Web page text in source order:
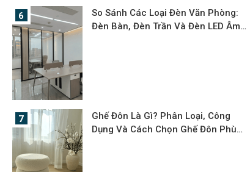
So Sánh Các Loại Đèn Văn Phòng:
Đèn Bàn, Đèn Trần Và Đèn LED Âm
Ghế Đôn Là Gì? Phân Loại, Công
Dụng Và Cách Chọn Ghế Đôn Phù